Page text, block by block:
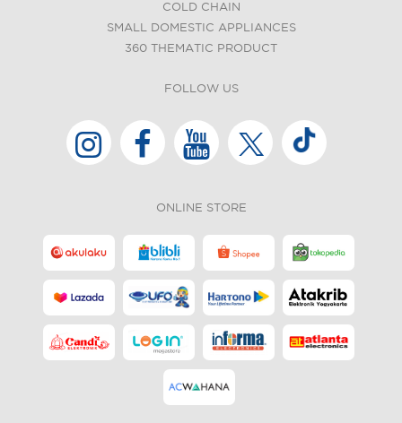
COLD CHAIN
SMALL DOMESTIC APPLIANCES
360 THEMATIC PRODUCT
FOLLOW US
ONLINE STORE